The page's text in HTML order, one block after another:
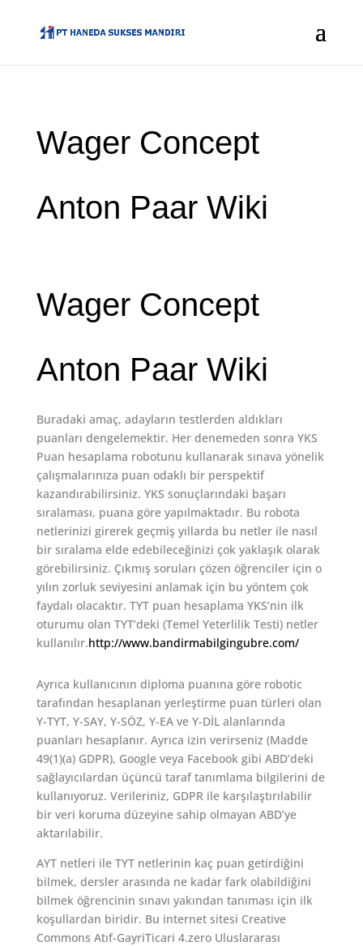
Wager Concept
Anton Paar Wiki
Wager Concept
Anton Paar Wiki
Buradaki amaç, adayların testlerden aldıkları
puanları dengelemektir. Her denemeden sonra YKS
Puan hesaplama robotunu kullanarak sınava yönelik
çalışmalarınıza puan odaklı bir perspektif
kazandırabilirsiniz. YKS sonuçlarındaki başarı
sıralaması, puana göre yapılmaktadır. Bu robota
netlerinizi girerek geçmiş yıllarda bu netler ile nasıl
bir sıralama elde edebileceğinizi çok yaklaşık olarak
görebilirsiniz. Çıkmış soruları çözen öğrenciler için o
yılın zorluk seviyesini anlamak için bu yöntem çok
faydalı olacaktır. TYT puan hesaplama YKS’nin ilk
oturumu olan TYT’deki (Temel Yeterlilik Testi) netler
kullanılır.http://www.bandirmabilgingubre.com/
Ayrıca kullanıcının diploma puanına göre robotic
tarafından hesaplanan yerleştirme puan türleri olan
Y-TYT, Y-SAY, Y-SÖZ, Y-EA ve Y-DİL alanlarında
puanları hesaplanır. Ayrıca izin verirseniz (Madde
49(1)(a) GDPR), Google veya Facebook gibi ABD’deki
sağlayıcılardan üçüncü taraf tanımlama bilgilerini de
kullanıyoruz. Verileriniz, GDPR ile karşılaştırılabilir
bir veri koruma düzeyine sahip olmayan ABD’ye
aktarılabilir.
AYT netleri ile TYT netlerinin kaç puan getirdiğini
bilmek, dersler arasında ne kadar fark olabildiğini
bilmek öğrencinin sınavı yakından tanıması için ilk
koşullardan biridir. Bu internet sitesi Creative
Commons Atıf-GayriTicari 4.zero Uluslararası